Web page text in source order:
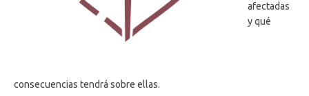
afectadas
y qué
consecuencias tendrá sobre ellas.